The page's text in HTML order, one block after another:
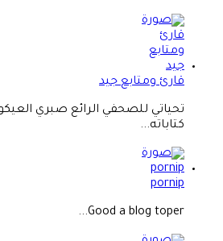
قارئ ومتابع جيد
تحياتي للصحفي الرائع صبري
كتاباته...
pornip
Good a blog toper...